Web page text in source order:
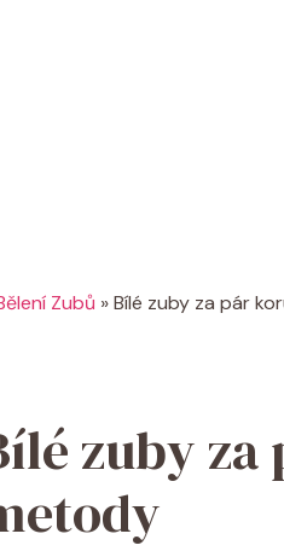
Zubů »Bílé zuby za pár
zuby